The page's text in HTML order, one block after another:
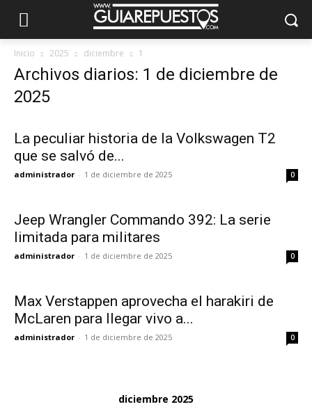
Inicio 2025 diciembre 1
Archivos diarios: 1 de diciembre de
2025
La peculiar historia de la Volkswagen T2
que se salvó de...
administrador - 1 de diciembre de 2025 0
Jeep Wrangler Commando 392: La serie
limitada para militares
administrador - 1 de diciembre de 2025 0
Max Verstappen aprovecha el harakiri de
McLaren para llegar vivo a...
administrador - 1 de diciembre de 2025 0
diciembre 2025